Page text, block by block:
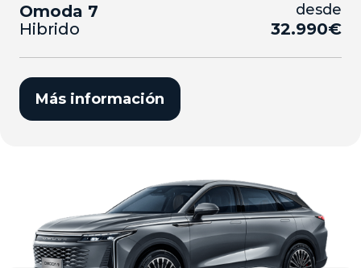
Omoda 7
Hibrido
desde
32.990€
Más información